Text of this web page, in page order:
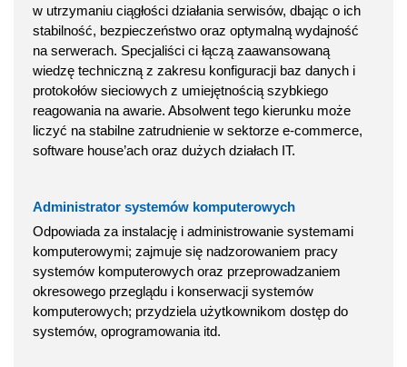
w utrzymaniu ciągłości działania serwisów, dbając o ich
stabilność, bezpieczeństwo oraz optymalną wydajność
na serwerach. Specjaliści ci łączą zaawansowaną
wiedzę techniczną z zakresu konfiguracji baz danych i
protokołów sieciowych z umiejętnością szybkiego
reagowania na awarie. Absolwent tego kierunku może
liczyć na stabilne zatrudnienie w sektorze e-commerce,
software house’ach oraz dużych działach IT.
Administrator systemów komputerowych
Odpowiada za instalację i administrowanie systemami
komputerowymi; zajmuje się nadzorowaniem pracy
systemów komputerowych oraz przeprowadzaniem
okresowego przeglądu i konserwacji systemów
komputerowych; przydziela użytkownikom dostęp do
systemów, oprogramowania itd.